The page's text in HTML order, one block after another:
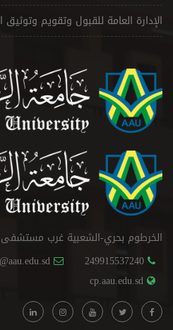
الإدارة العامة للقبول وتقويم
الخرطوم بحري-الشعبية غرب
249915537240
cp.aau.edu.sd